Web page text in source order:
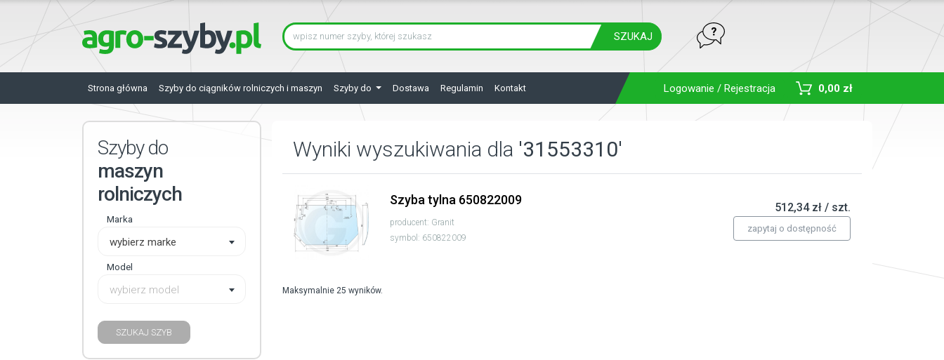
SZUKAJ
Strona główna Szyby do ciągników rolniczych i maszyn Szyby do Dostawa Regulamin Kontakt Logowanie / Rejestracja 0,00 zł
Szyby do
maszyn
rolniczych
Marka
wybierz marke
Model
wybierz model
SZUKAJ SZYB
Wyniki wyszukiwania dla '31553310'
Szyba tylna 650822009
producent: Granit
symbol: 650822009
512,34 zł / szt.
zapytaj o dostępność
Maksymalnie 25 wyników.